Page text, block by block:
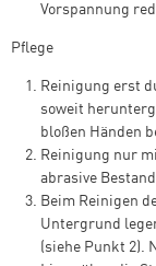
Vorspannung
Pflege
Reinigung erst
soweit
bloßen Händen
Reinigung nur
abrasive
Beim Reinigen
Untergrund
(siehe Punkt 2).